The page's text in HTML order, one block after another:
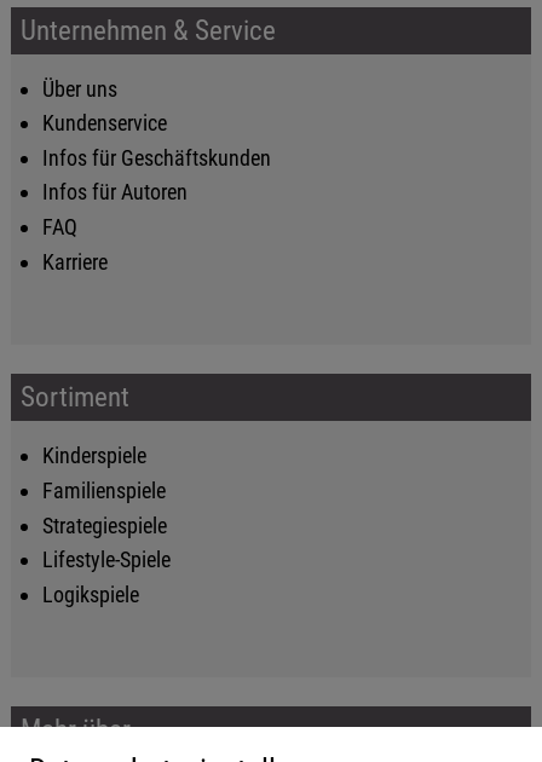
Unternehmen & Service
Über uns
Kundenservice
Infos für Geschäftskunden
Infos für Autoren
FAQ
Karriere
Sortiment
Kinderspiele
Familienspiele
Strategiespiele
Lifestyle-Spiele
Logikspiele
Mehr über...